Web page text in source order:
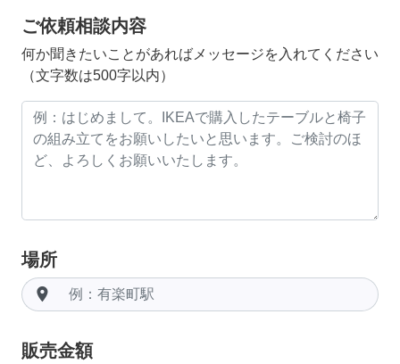
ご依頼相談内容
何か聞きたいことがあればメッセージを入れてください
（文字数は500字以内）
場所
room
販売金額